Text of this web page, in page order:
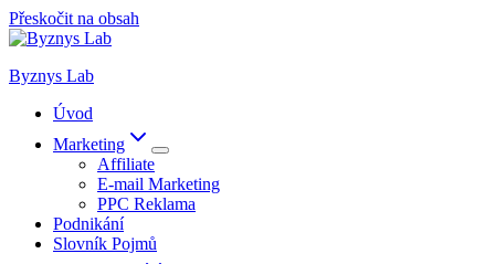
Přeskočit na obsah
Byznys Lab
Úvod
Marketing
Affiliate
E-mail Marketing
PPC Reklama
Podnikání
Slovník Pojmů